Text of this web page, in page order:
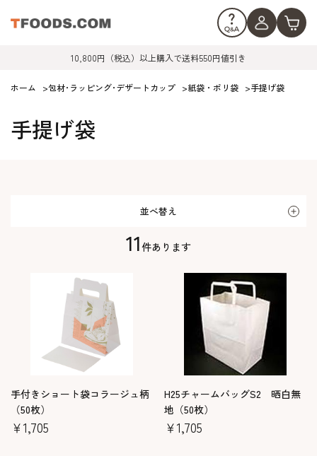
10,800円（税込）以上購入で送料550円値引き
ホーム >包材･ラッピング･デザートカップ >紙袋・ポリ袋 >手提げ袋
手提げ袋
並べ替え
11件あります
手付きショート袋コラージュ柄
（50枚）
￥1,705
H25チャームバッグS2 晒白無
地（50枚）
￥1,705